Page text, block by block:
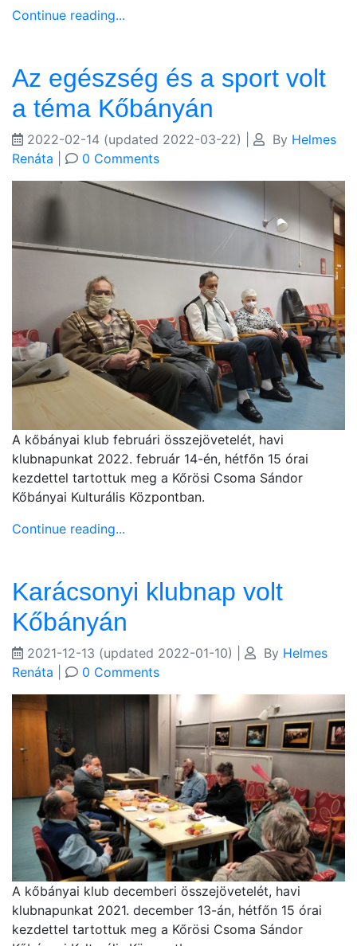
Continue reading...
Az egészség és a sport volt
a téma Kőbányán
2022-02-14 (updated 2022-03-22) By Helmes
Renáta
0 Comments
A kőbányai klub februári összejövetelét, havi
klubnapunkat 2022. február 14-én, hétfőn 15 órai
kezdettel tartottuk meg a Kőrösi Csoma Sándor
Kőbányai Kulturális Központban.
Continue reading...
Karácsonyi klubnap volt
Kőbányán
2021-12-13 (updated 2022-01-10) By Helmes
Renáta
0 Comments
A kőbányai klub decemberi összejövetelét, havi
klubnapunkat 2021. december 13-án, hétfőn 15 órai
kezdettel tartottuk meg a Kőrösi Csoma Sándor